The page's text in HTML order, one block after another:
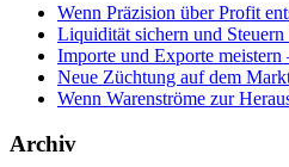
Wenn Präzision über Profit
Liquidität sichern und
Importe und Exporte
Neue Züchtung auf dem
Wenn Warenströme zur
Archiv